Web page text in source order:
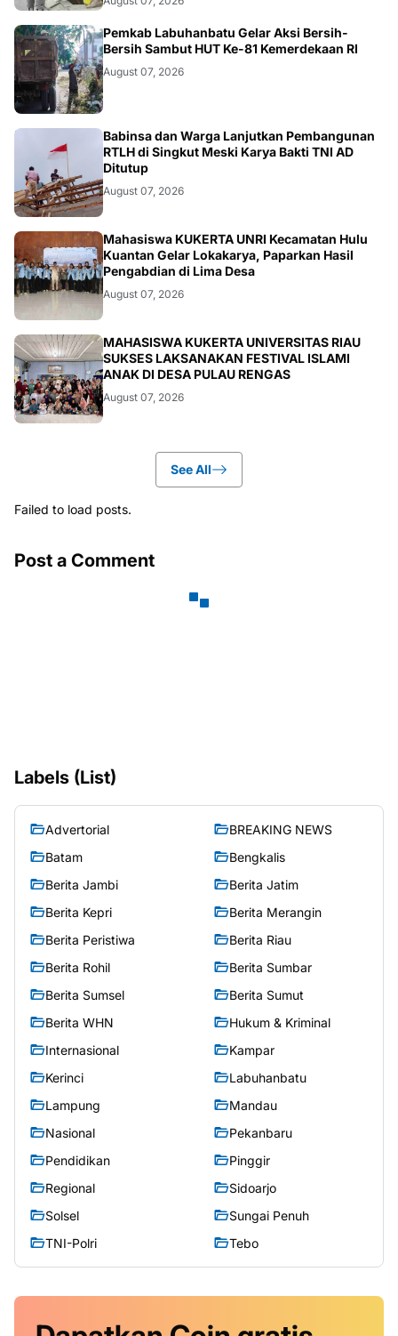
BERITA
Pemkab Labuhanbatu Gelar Aksi Bersih-
Bersih Sambut HUT Ke-81 Kemerdekaan RI
August 07, 2026
Babinsa dan Warga Lanjutkan Pembangunan
RTLH di Singkut Meski Karya Bakti TNI AD
Ditutup
August 07, 2026
ARTIKEL
Mahasiswa KUKERTA UNRI Kecamatan Hulu
Kuantan Gelar Lokakarya, Paparkan Hasil
Pengabdian di Lima Desa
August 07, 2026
ARTIKEL
MAHASISWA KUKERTA UNIVERSITAS RIAU
SUKSES LAKSANAKAN FESTIVAL ISLAMI
ANAK DI DESA PULAU RENGAS
August 07, 2026
See All
Failed to load posts.
Post a Comment
Labels (List)
Advertorial
BREAKING NEWS
Batam
Bengkalis
Berita Jambi
Berita Jatim
Berita Kepri
Berita Merangin
Berita Peristiwa
Berita Riau
Berita Rohil
Berita Sumbar
Berita Sumsel
Berita Sumut
Berita WHN
Hukum & Kriminal
Internasional
Kampar
Kerinci
Labuhanbatu
Lampung
Mandau
Nasional
Pekanbaru
Pendidikan
Pinggir
Regional
Sidoarjo
Solsel
Sungai Penuh
TNI-Polri
Tebo